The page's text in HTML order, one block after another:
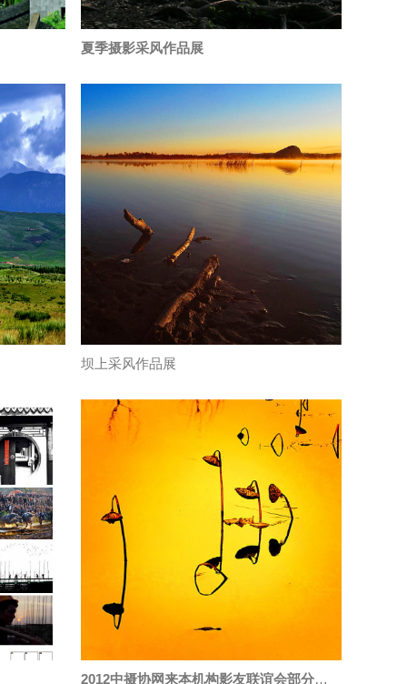
夏季摄影采风作品展
坝上采风作品展
2012中摄协网来本机构影友联谊会部分获奖作品